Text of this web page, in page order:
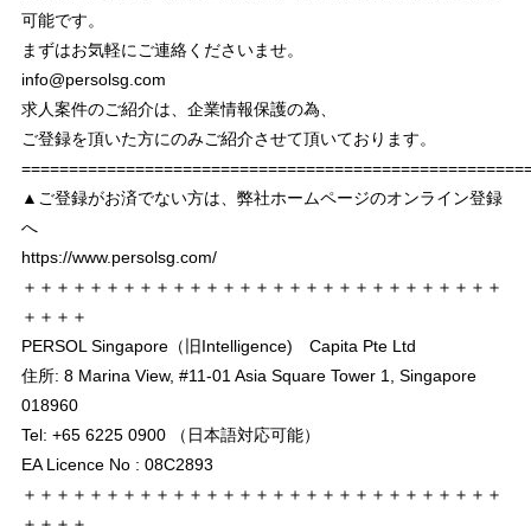
可能です。
まずはお気軽にご連絡くださいませ。
info@persolsg.com
求人案件のご紹介は、企業情報保護の為、
ご登録を頂いた方にのみご紹介させて頂いております。
▲ご登録がお済でない方は、弊社ホームページのオンライン登録
へ
https://www.persolsg.com/
＋＋＋＋＋＋＋＋＋＋＋＋＋＋＋＋＋＋＋＋＋＋＋＋＋＋＋＋＋
＋＋＋＋
PERSOL Singapore（旧Intelligence) Capita Pte Ltd
住所: 8 Marina View, #11-01 Asia Square Tower 1, Singapore
018960
Tel: +65 6225 0900 （日本語対応可能）
EA Licence No : 08C2893
＋＋＋＋＋＋＋＋＋＋＋＋＋＋＋＋＋＋＋＋＋＋＋＋＋＋＋＋＋